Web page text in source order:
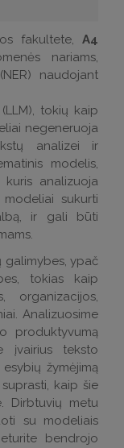
fakultete, A4
nariams,
naudojant
tokių kaip
negeneruoja
analizei ir
modelis,
analizuoja
sukurti
ir gali būti
galimybes, ypač
tokias kaip
organizacijos,
Analizuosime
produktyvumą
įvairius teksto
žymėjimą
kaip šie
Dirbtuvių metu
su modeliais
bendrojo